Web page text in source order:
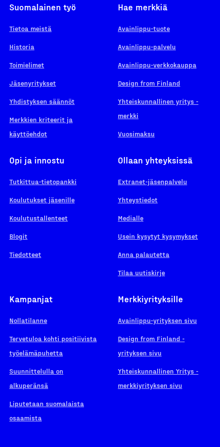
Suomalainen työ
Tietoa meistä
Historia
Toimielimet
Jäsenyritykset
Yhdistyksen säännöt
Merkkien kriteerit ja
käyttöehdot
Hae merkkiä
Avainlippu-tuote
Avainlippu-palvelu
Avainlippu-verkkokauppa
Design from Finland
Yhteiskunnallinen yritys -
merkki
Vuosimaksu
Opi ja innostu
Tutkittua-tietopankki
Koulutukset jäsenille
Koulutustallenteet
Blogit
Tiedotteet
Ollaan yhteyksissä
Extranet-jäsenpalvelu
Yhteystiedot
Medialle
Usein kysytyt kysymykset
Anna palautetta
Tilaa uutiskirje
Kampanjat
Nollatilanne
Tervetuloa kohti positiivista
työelämäpuhetta
Suunnittelulla on
alkuperänsä
Liputetaan suomalaista
osaamista
Merkkiyrityksille
Avainlippu-yrityksen sivu
Design from Finland -
yrityksen sivu
Yhteiskunnallinen Yritys -
merkkiyrityksen sivu